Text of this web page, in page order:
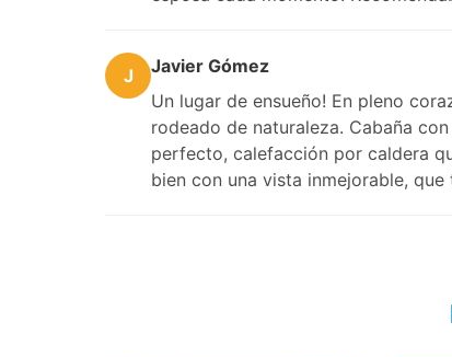
J
Javier Gómez
Un lugar de ensueño! En pleno
rodeado de naturaleza. Cabaña
perfecto, calefacción por caldera
bien con una vista inmejorable,